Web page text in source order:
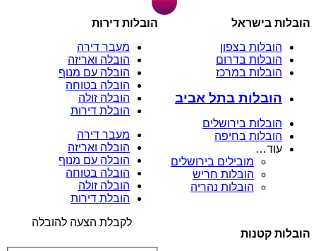
הובלות בישראל
הובלות בצפון
הובלות בדרום
הובלות במרכז
הובלות בתל אביב
הובלות בירושלים
הובלות בחיפה
עוד…
מובילים בירושלים
הובלות חריש
הובלות נהריה
הובלות דירות
מעבר דירה
הובלה ואריזה
הובלה עם מנוף
הובלה בטוחה
הובלה זולה
הובלת דירות
מעבר דירה
הובלה ואריזה
הובלה עם מנוף
הובלה בטוחה
הובלה זולה
הובלת דירות
הובלות קטנות
לקבלת הצעה להובלה